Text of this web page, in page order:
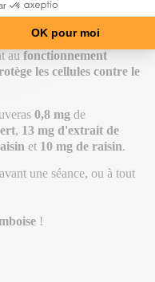
zinccontribue à une
la peau et des ongles
au fonctionnement
les cellules contre le
0,8 mg de
, 13 mg d'extrait de
et 10 mg de raisin.
une séance, ou à tout
!